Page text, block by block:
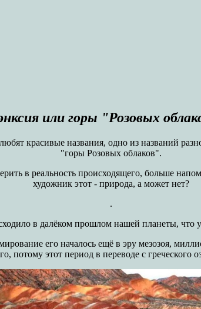
или горы "Розовых
красивые названия, одно из названий
"горы Розовых облаков".
в реальность происходящего, больше
художник этот - природа, а может нет?
.
в далёком прошлом нашей планеты, что
его началось ещё в эру мезозоя,
потому этот период в переводе с греческого